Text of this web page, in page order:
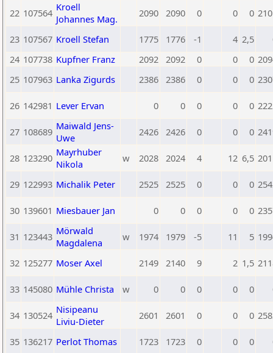
22 107564 Kroell
Johannes Mag.
2090 2090 0 0 0
23 107567 Kroell Stefan 1775 1776 -1 4 2,5
24 107738 Kupfner Franz 2092 2092 0 0 0
25 107963 Lanka Zigurds 2386 2386 0 0 0
26 142981 Lever Ervan 0 0 0 0 0
27 108689 Maiwald Jens-
Uwe
2426 2426 0 0 0
28 123290 Mayrhuber
Nikola
w 2028 2024 4 12 6,5
29 122993 Michalik Peter 2525 2525 0 0 0
30 139601 Miesbauer Jan 0 0 0 0 0
31 123443 Mörwald
Magdalena
w 1974 1979 -5 11 5
32 125277 Moser Axel 2149 2140 9 2 1,5
33 145080 Mühle Christa w 0 0 0 0 0
34 130524 Nisipeanu
Liviu-Dieter
2601 2601 0 0 0
35 136217 Perlot Thomas 1723 1723 0 0 0